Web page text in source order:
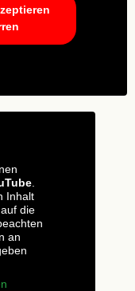
.
Inhalt
die
an